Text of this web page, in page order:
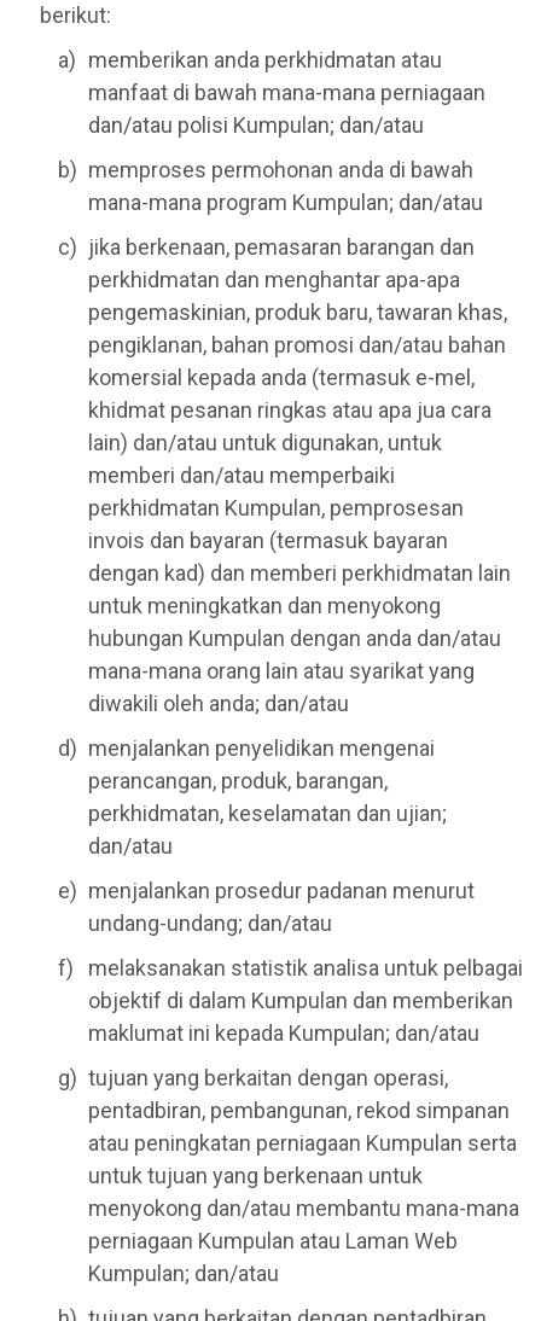
berikut:
memberikan anda perkhidmatan atau
manfaat di bawah mana-mana perniagaan
dan/atau polisi Kumpulan; dan/atau
memproses permohonan anda di bawah
mana-mana program Kumpulan; dan/atau
jika berkenaan, pemasaran barangan dan
perkhidmatan dan menghantar apa-apa
pengemaskinian, produk baru, tawaran khas,
pengiklanan, bahan promosi dan/atau bahan
komersial kepada anda (termasuk e-mel,
khidmat pesanan ringkas atau apa jua cara
lain) dan/atau untuk digunakan, untuk
memberi dan/atau memperbaiki
perkhidmatan Kumpulan, pemprosesan
invois dan bayaran (termasuk bayaran
dengan kad) dan memberi perkhidmatan lain
untuk meningkatkan dan menyokong
hubungan Kumpulan dengan anda dan/atau
mana-mana orang lain atau syarikat yang
diwakili oleh anda; dan/atau
menjalankan penyelidikan mengenai
perancangan, produk, barangan,
perkhidmatan, keselamatan dan ujian;
dan/atau
menjalankan prosedur padanan menurut
undang-undang; dan/atau
melaksanakan statistik analisa untuk pelbagai
objektif di dalam Kumpulan dan memberikan
maklumat ini kepada Kumpulan; dan/atau
tujuan yang berkaitan dengan operasi,
pentadbiran, pembangunan, rekod simpanan
atau peningkatan perniagaan Kumpulan serta
untuk tujuan yang berkenaan untuk
menyokong dan/atau membantu mana-mana
perniagaan Kumpulan atau Laman Web
Kumpulan; dan/atau